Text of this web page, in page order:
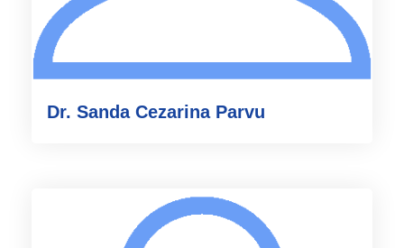
Dr. Sanda Cezarina Parvu